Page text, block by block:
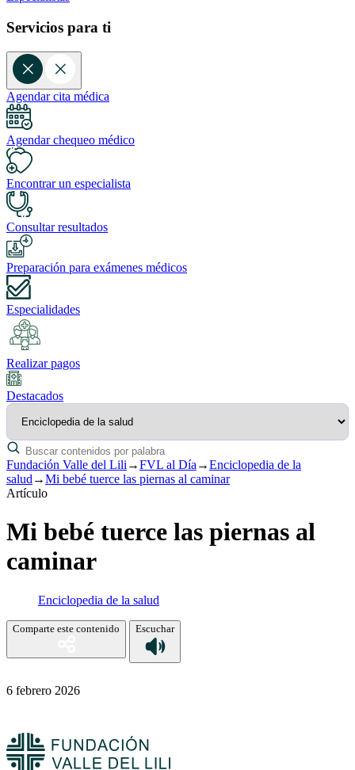
Servicios para ti
Agendar cita médica
Agendar chequeo médico
Encontrar un especialista
Consultar resultados
Preparación para exámenes médicos
Especialidades
Realizar pagos
Destacados
Fundación Valle del Lili →FVL al Día →Enciclopedia de la
salud →Mi bebé tuerce las piernas al caminar
Artículo
Mi bebé tuerce las piernas al
caminar
Enciclopedia de la salud
Comparte este contenido Escuchar
6 febrero 2026